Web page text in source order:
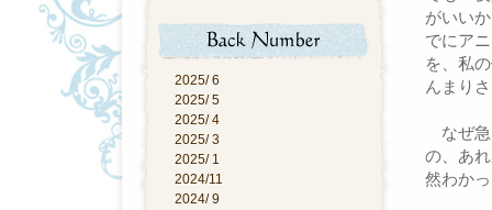
2025/ 6
2025/ 5
2025/ 4
2025/ 3
2025/ 1
2024/11
2024/ 9
がいい
でにア
を、私
んまり
なぜ急
の、あ
然わか